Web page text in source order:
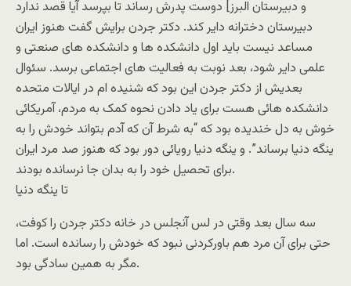
و دبیرستان البرز] دوست پدرش رساند تا بپرسد آیا قصد ندارد
دبیرستان دخترانه دایر کند. دکتر جردن برایش گفت هنوز ایران
مساعد نیست باید اول دانشکده ها و دانشکده های صنعتی و
علمی دایر شود، بعد نوبت به فعالیت های اجتماعی برسد. سئوال
بعدیش از دکتر جردن این بود که شنیده ام در ایالات متحده
دانشکده هائی هست برای یاد دادن نحوه کمک به مردم، آمریکائی
خوش به دل خندیده بود که “به شرط آن که آدم بتواند خودش را به
ینگه دنیا برساند”. و ینگه دنیا رویائی دور بود که هنوز صد مرد ایران
برای تحصیل خود را به بدان جا نرسانده بودند.
تا ینگه دنیا
سه سال بعد وقتی در لس آنجلس در خانه دکتر جردن را کوفت،
حتی برای آن مرد هم باورکردنی نبود که خودش را رسانده است. اما
مگر به همین سادگی بود.